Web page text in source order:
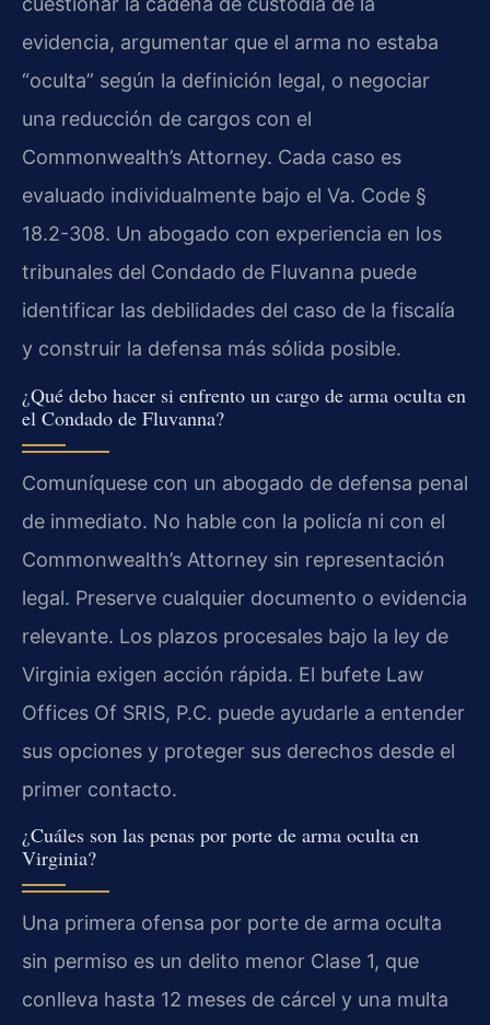
evidencia, argumentar que el arma no estaba
“oculta” según la definición legal, o negociar
una reducción de cargos con el
Commonwealth’s Attorney. Cada caso es
evaluado individualmente bajo el Va. Code §
18.2-308. Un abogado con experiencia en los
tribunales del Condado de Fluvanna puede
identificar las debilidades del caso de la fiscalía
y construir la defensa más sólida posible.
¿Qué debo hacer si enfrento un cargo de arma oculta en
el Condado de Fluvanna?
Comuníquese con un abogado de defensa penal
de inmediato. No hable con la policía ni con el
Commonwealth’s Attorney sin representación
legal. Preserve cualquier documento o evidencia
relevante. Los plazos procesales bajo la ley de
Virginia exigen acción rápida. El bufete Law
Offices Of SRIS, P.C. puede ayudarle a entender
sus opciones y proteger sus derechos desde el
primer contacto.
¿Cuáles son las penas por porte de arma oculta en
Virginia?
Una primera ofensa por porte de arma oculta
sin permiso es un delito menor Clase 1, que
conlleva hasta 12 meses de cárcel y una multa